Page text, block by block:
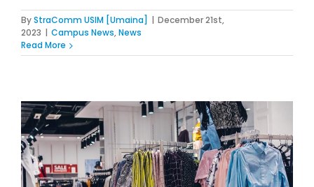
ByStraComm USIM [Umaina] | December 21st,
2023 | Campus News,News
Read More